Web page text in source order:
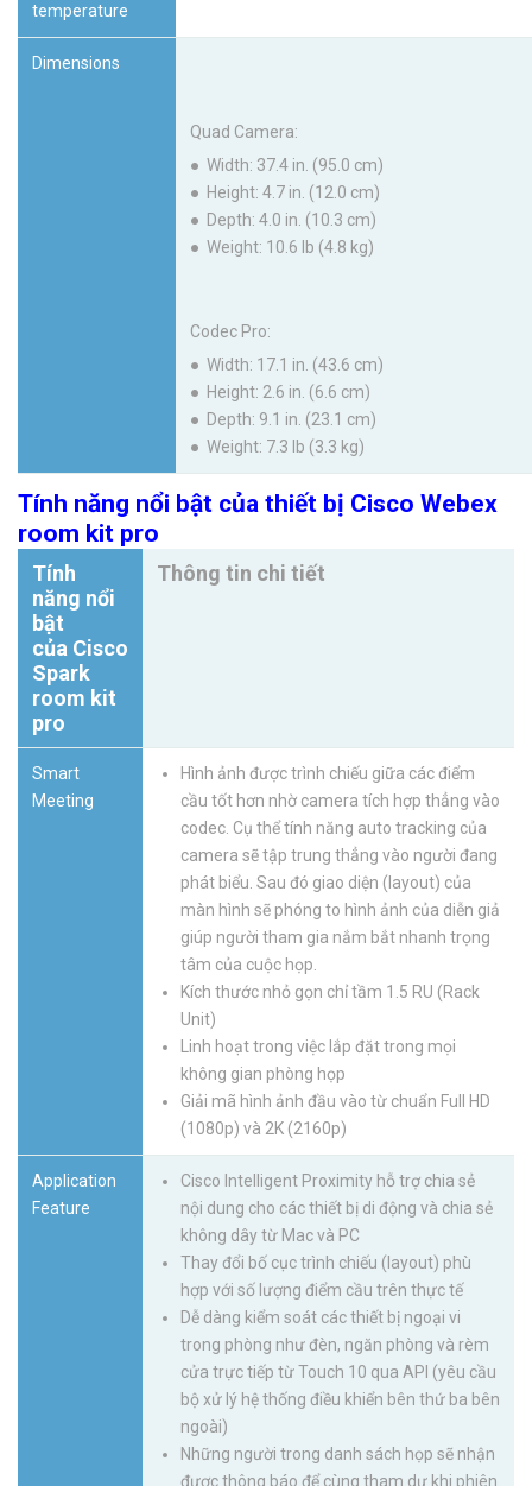
temperature
Dimensions
Quad Camera:
● Width: 37.4 in. (95.0 cm)
● Height: 4.7 in. (12.0 cm)
● Depth: 4.0 in. (10.3 cm)
● Weight: 10.6 lb (4.8 kg)
Codec Pro:
● Width: 17.1 in. (43.6 cm)
● Height: 2.6 in. (6.6 cm)
● Depth: 9.1 in. (23.1 cm)
● Weight: 7.3 lb (3.3 kg)
Tính năng nổi bật của thiết bị Cisco Webex
room kit pro
Tính
năng nổi
bật
của Cisco
Spark
room kit
pro
Thông tin chi tiết
Smart
Meeting
Hình ảnh được trình chiếu giữa các điểm
cầu tốt hơn nhờ camera tích hợp thẳng vào
codec. Cụ thể tính năng auto tracking của
camera sẽ tập trung thẳng vào người đang
phát biểu. Sau đó giao diện (layout) của
màn hình sẽ phóng to hình ảnh của diễn giả
giúp người tham gia nắm bắt nhanh trọng
tâm của cuộc họp.
Kích thước nhỏ gọn chỉ tầm 1.5 RU (Rack
Unit)
Linh hoạt trong việc lắp đặt trong mọi
không gian phòng họp
Giải mã hình ảnh đầu vào từ chuẩn Full HD
(1080p) và 2K (2160p)
Application
Feature
Cisco Intelligent Proximity hỗ trợ chia sẻ
nội dung cho các thiết bị di động và chia sẻ
không dây từ Mac và PC
Thay đổi bố cục trình chiếu (layout) phù
hợp với số lượng điểm cầu trên thực tế
Dễ dàng kiểm soát các thiết bị ngoại vi
trong phòng như đèn, ngăn phòng và rèm
cửa trực tiếp từ Touch 10 qua API (yêu cầu
bộ xử lý hệ thống điều khiển bên thứ ba bên
ngoài)
Những người trong danh sách họp sẽ nhận
được thông báo để cùng tham dự khi phiên